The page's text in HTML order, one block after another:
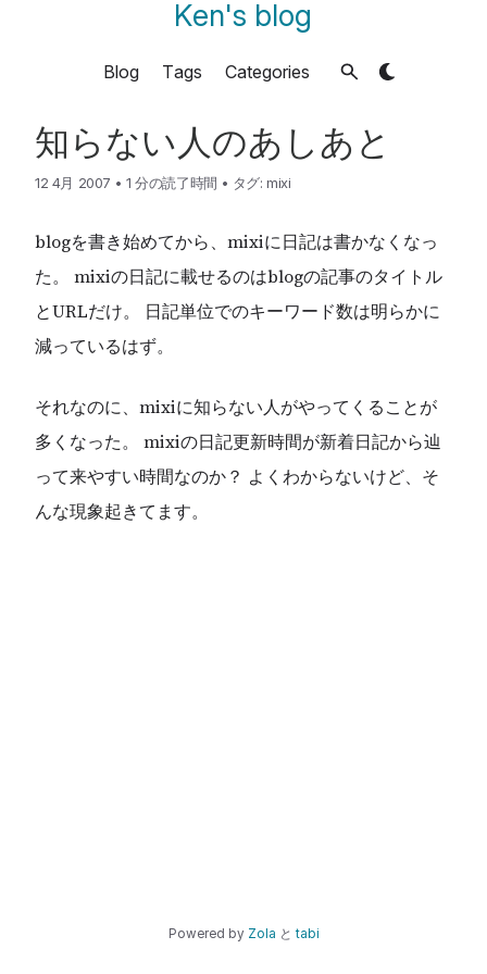
Ken's blog
Blog Tags Categories
知らない人のあしあと
12 4月 2007 • 1 分の読了時間 • タグ:mixi
blogを書き始めてから、mixiに日記は書かなくなっ
た。 mixiの日記に載せるのはblogの記事のタイトル
とURLだけ。 日記単位でのキーワード数は明らかに
減っているはず。
それなのに、mixiに知らない人がやってくることが
多くなった。 mixiの日記更新時間が新着日記から辿
って来やすい時間なのか？ よくわからないけど、そ
んな現象起きてます。
Powered by Zola と tabi